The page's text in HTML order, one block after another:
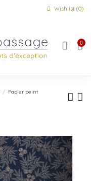
Wishlist (0)
0
Papier peint